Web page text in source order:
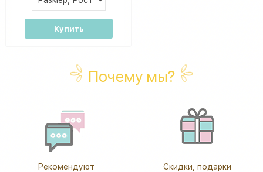
Купить
Почему мы?
Рекомендуют
Скидки, подарки